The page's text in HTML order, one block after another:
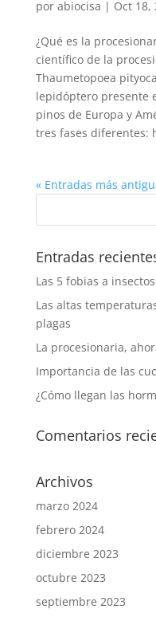
por abiocisa | Oct 18,
¿Qué es la
científico de la
Thaumetopoea
lepidóptero presente
pinos de Europa y
tres fases diferentes:
« Entradas más
Entradas
Las 5 fobias a
Las altas
plagas
La procesionaria,
Importancia de las
¿Cómo llegan las
Comentarios
Archivos
marzo 2024
febrero 2024
diciembre 2023
octubre 2023
septiembre 2023